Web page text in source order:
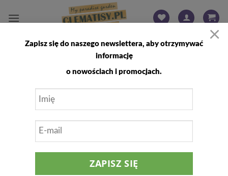
FILTRUJ
×
Zapisz się do naszego newslettera, aby otrzymywać
informację
o nowościach i promocjach.